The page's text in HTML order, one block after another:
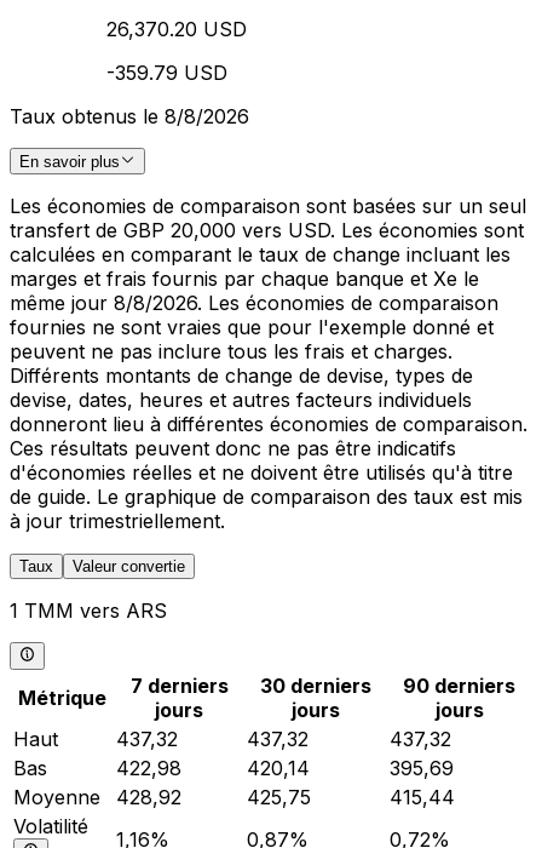
26,370.20 USD
-359.79 USD
Taux obtenus le 8/8/2026
En savoir plus
Les économies de comparaison sont basées sur un seul
transfert de GBP 20,000 vers USD. Les économies sont
calculées en comparant le taux de change incluant les
marges et frais fournis par chaque banque et Xe le
même jour 8/8/2026. Les économies de comparaison
fournies ne sont vraies que pour l'exemple donné et
peuvent ne pas inclure tous les frais et charges.
Différents montants de change de devise, types de
devise, dates, heures et autres facteurs individuels
donneront lieu à différentes économies de comparaison.
Ces résultats peuvent donc ne pas être indicatifs
d'économies réelles et ne doivent être utilisés qu'à titre
de guide. Le graphique de comparaison des taux est mis
à jour trimestriellement.
Taux Valeur convertie
1 TMM vers ARS
Métrique
7 derniers
jours
30 derniers
jours
90 derniers
jours
Haut
437,32 437,32
437,32
Bas
422,98 420,14
395,69
Moyenne
428,92 425,75
415,44
Volatilité
1,16% 0,87% 0,72%